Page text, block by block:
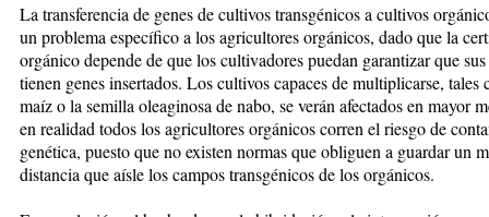
La transferencia de genes de cul­ti­­vos transgénicos a cultivos
un problema específico a los agricultores orgánicos, dado que la
orgánico depende de que los cultivadores puedan garantizar que
tienen genes in­ser­ta­dos. Los cultivos capaces de mul­ti­pli­car­se, tales
maíz o la se­milla oleaginosa de nabo, se verán afec­ta­dos en mayor
en realidad to­dos los agricultores orgánicos corren el riesgo de
genética, puesto que no existen normas que obli­­guen a guardar un
distancia que aísle los campos transgénicos de los orgánicos.